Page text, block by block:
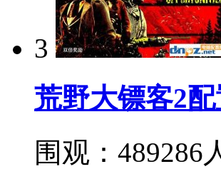
3
荒野大镖客2
围观：489286